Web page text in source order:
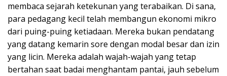
membaca sejarah ketekunan yang terabaikan. Di sana,
para pedagang kecil telah membangun ekonomi mikro
dari puing-puing ketiadaan. Mereka bukan pendatang
yang datang kemarin sore dengan modal besar dan izin
yang licin. Mereka adalah wajah-wajah yang tetap
bertahan saat badai menghantam pantai, jauh sebelum